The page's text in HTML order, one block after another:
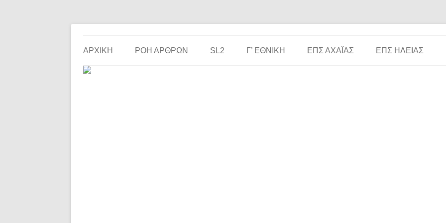
ΑΡΧΙΚΗ ΡΟΗ ΑΡΘΡΩΝ SL2 Γ’ ΕΘΝΙΚΉ ΕΠΣ ΑΧΑΪ́ΑΣ ΕΠΣ ΗΛΕΊΑΣ